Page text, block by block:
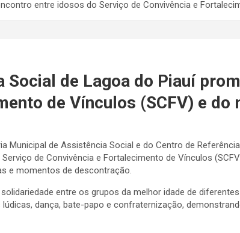
entre idosos do Serviço de Convivência e
de Lagoa do Piauí
de Vínculos (SCFV) e
Municipal de Assistência Social e do Centro de
de Convivência e Fortalecimento de Vínculos
e momentos de descontração.
entre os grupos da melhor idade de
dança, bate-papo e confraternização,